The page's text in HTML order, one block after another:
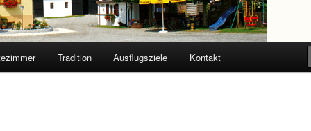
Tradition Ausflugsziele Kontakt